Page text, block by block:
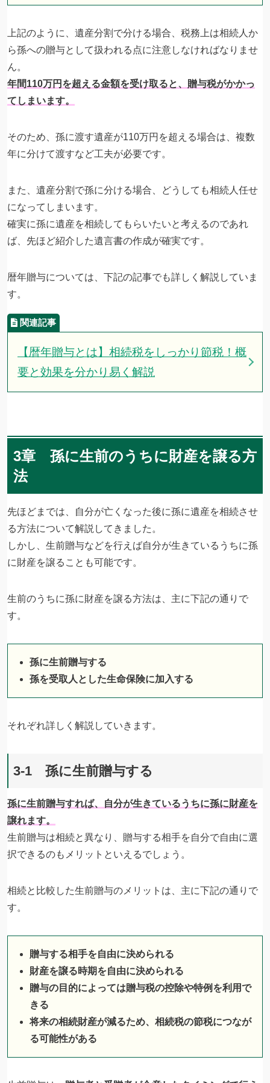
上記のように、遺産分割で分ける場合、税務上は相続人か
ら孫への贈与として扱われる点に注意しなければなりませ
ん。
年間110万円を超える金額を受け取ると、贈与税がかかっ
てしまいます。
そのため、孫に渡す遺産が110万円を超える場合は、複数
年に分けて渡すなど工夫が必要です。
また、遺産分割で孫に分ける場合、どうしても相続人任せ
になってしまいます。
確実に孫に遺産を相続してもらいたいと考えるのであれ
ば、先ほど紹介した遺言書の作成が確実です。
暦年贈与については、下記の記事でも詳しく解説していま
す。
【暦年贈与とは】相続税をしっかり節税！概
要と効果を分かり易く解説
3章 孫に生前のうちに財産を譲る方
法
先ほどまでは、自分が亡くなった後に孫に遺産を相続させ
る方法について解説してきました。
しかし、生前贈与などを行えば自分が生きているうちに孫
に財産を譲ることも可能です。
生前のうちに孫に財産を譲る方法は、主に下記の通りで
す。
孫に生前贈与する
孫を受取人とした生命保険に加入する
それぞれ詳しく解説していきます。
3-1 孫に生前贈与する
孫に生前贈与すれば、自分が生きているうちに孫に財産を
譲れます。
生前贈与は相続と異なり、贈与する相手を自分で自由に選
択できるのもメリットといえるでしょう。
相続と比較した生前贈与のメリットは、主に下記の通りで
す。
贈与する相手を自由に決められる
財産を譲る時期を自由に決められる
贈与の目的によっては贈与税の控除や特例を利用で
きる
将来の相続財産が減るため、相続税の節税につなが
る可能性がある